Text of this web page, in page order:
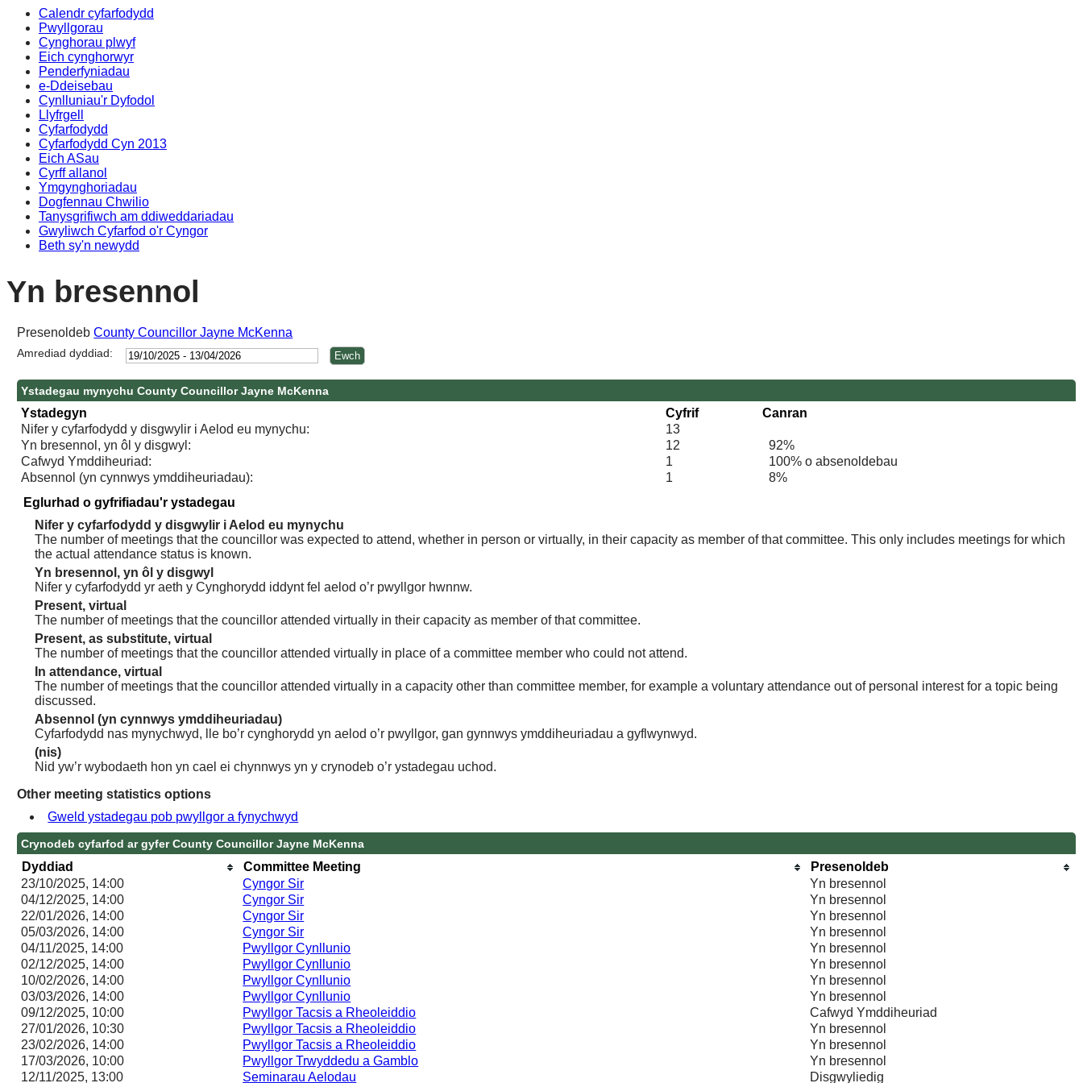
Calendr cyfarfodydd
Pwyllgorau
Cynghorau plwyf
Eich cynghorwyr
Penderfyniadau
e-Ddeisebau
Cynlluniau'r Dyfodol
Llyfrgell
Cyfarfodydd
Cyfarfodydd Cyn 2013
Eich ASau
Cyrff allanol
Ymgynghoriadau
Dogfennau Chwilio
Tanysgrifiwch am ddiweddariadau
Gwyliwch Cyfarfod o'r Cyngor
Beth sy'n newydd
Yn bresennol
PresenoldebCounty Councillor Jayne McKenna
Amrediad dyddiad:
Ystadegau mynychu County Councillor Jayne McKenna
Ystadegyn Cyfrif
Canran
Nifer y cyfarfodydd y disgwylir i Aelod eu mynychu:
13
Yn bresennol, yn ôl y disgwyl:
12
92%
Cafwyd Ymddiheuriad:
1
100% o absenoldebau
Absennol (yn cynnwys ymddiheuriadau):
1
8%
Eglurhad o gyfrifiadau'r ystadegau
Nifer y cyfarfodydd y disgwylir i Aelod eu mynychu
The number of meetings that the councillor was expected to attend, whether in person or virtually, in their capacity as member of that committee. This only includes meetings for which
the actual attendance status is known.
Yn bresennol, yn ôl y disgwyl
Nifer y cyfarfodydd yr aeth y Cynghorydd iddynt fel aelod o’r pwyllgor hwnnw.
Present, virtual
The number of meetings that the councillor attended virtually in their capacity as member of that committee.
Present, as substitute, virtual
The number of meetings that the councillor attended virtually in place of a committee member who could not attend.
In attendance, virtual
The number of meetings that the councillor attended virtually in a capacity other than committee member, for example a voluntary attendance out of personal interest for a topic being
discussed.
Absennol (yn cynnwys ymddiheuriadau)
Cyfarfodydd nas mynychwyd, lle bo’r cynghorydd yn aelod o’r pwyllgor, gan gynnwys ymddiheuriadau a gyflwynwyd.
(nis)
Nid yw’r wybodaeth hon yn cael ei chynnwys yn y crynodeb o’r ystadegau uchod.
Other meeting statistics options
Gweld ystadegau pob pwyllgor a fynychwyd
Crynodeb cyfarfod ar gyfer County Councillor Jayne McKenna
Dyddiad Committee Meeting
Presenoldeb
23/10/2025, 14:00
Cyngor Sir
Yn bresennol
04/12/2025, 14:00
Cyngor Sir
Yn bresennol
22/01/2026, 14:00
Cyngor Sir
Yn bresennol
05/03/2026, 14:00
Cyngor Sir
Yn bresennol
04/11/2025, 14:00
Pwyllgor Cynllunio
Yn bresennol
02/12/2025, 14:00
Pwyllgor Cynllunio
Yn bresennol
10/02/2026, 14:00
Pwyllgor Cynllunio
Yn bresennol
03/03/2026, 14:00
Pwyllgor Cynllunio
Yn bresennol
09/12/2025, 10:00
Pwyllgor Tacsis a Rheoleiddio
Cafwyd Ymddiheuriad
27/01/2026, 10:30
Pwyllgor Tacsis a Rheoleiddio
Yn bresennol
23/02/2026, 14:00
Pwyllgor Tacsis a Rheoleiddio
Yn bresennol
17/03/2026, 10:00
Pwyllgor Trwyddedu a Gamblo
Yn bresennol
12/11/2025, 13:00
Seminarau Aelodau Disgwyliedig